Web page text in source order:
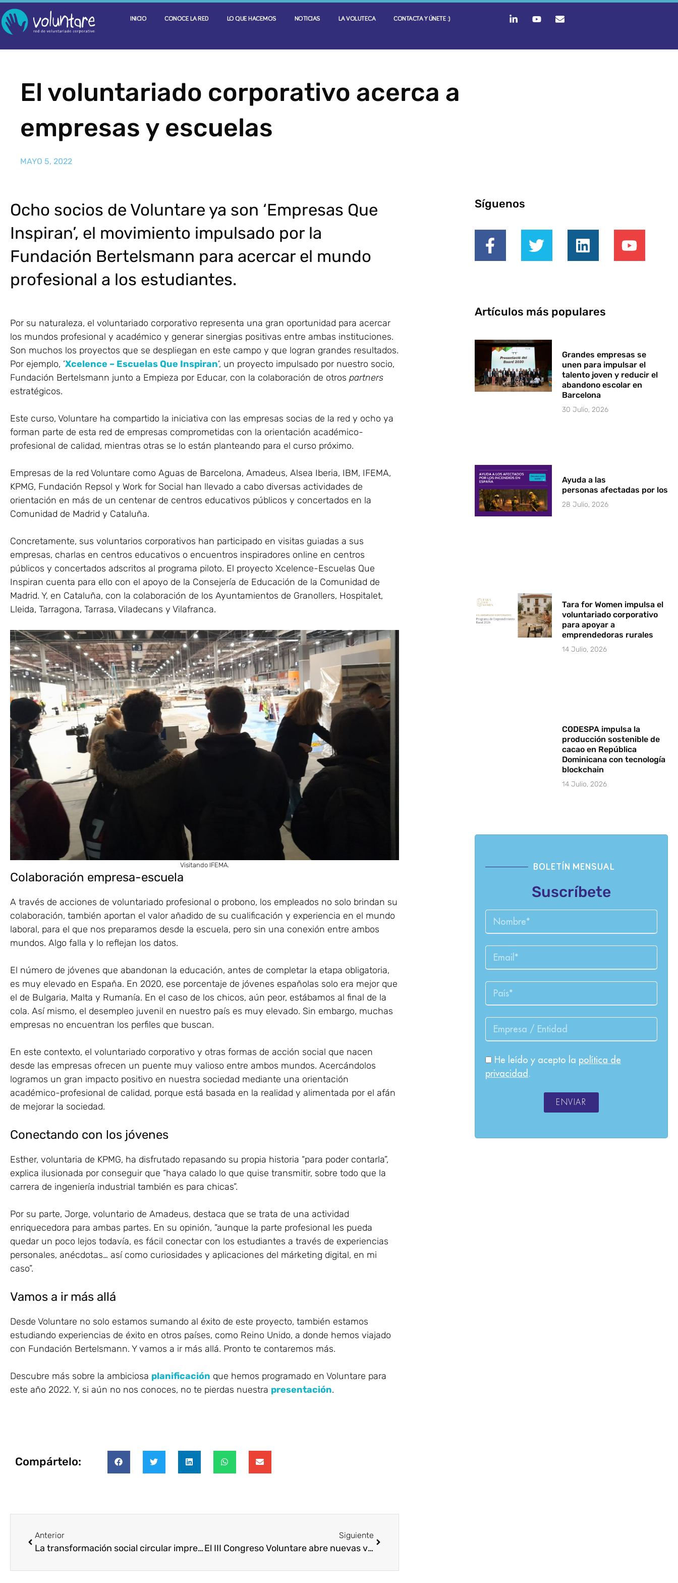
INICIO CONOCE LA RED LO QUE HACEMOS NOTICIAS LA VOLUTECA CONTACTA Y ÚNETE :)
El voluntariado corporativo acerca a
empresas y escuelas
MAYO 5, 2022
Ocho socios de Voluntare ya son ‘Empresas Que
Inspiran’, el movimiento impulsado por la
Fundación Bertelsmann para acercar el mundo
profesional a los estudiantes.
Por su naturaleza, el voluntariado corporativo representa una gran oportunidad para acercar
los mundos profesional y académico y generar sinergias positivas entre ambas instituciones.
Son muchos los proyectos que se despliegan en este campo y que logran grandes resultados.
Por ejemplo, ‘Xcelence – Escuelas Que Inspiran‘, un proyecto impulsado por nuestro socio,
Fundación Bertelsmann junto a Empieza por Educar, con la colaboración de otros partners
estratégicos.
Este curso, Voluntare ha compartido la iniciativa con las empresas socias de la red y ocho ya
forman parte de esta red de empresas comprometidas con la orientación académico-
profesional de calidad, mientras otras se lo están planteando para el curso próximo.
Empresas de la red Voluntare como Aguas de Barcelona, Amadeus, Alsea Iberia, IBM, IFEMA,
KPMG, Fundación Repsol y Work for Social han llevado a cabo diversas actividades de
orientación en más de un centenar de centros educativos públicos y concertados en la
Comunidad de Madrid y Cataluña.
Concretamente, sus voluntarios corporativos han participado en visitas guiadas a sus
empresas, charlas en centros educativos o encuentros inspiradores online en centros
públicos y concertados adscritos al programa piloto. El proyecto Xcelence-Escuelas Que
Inspiran cuenta para ello con el apoyo de la Consejería de Educación de la Comunidad de
Madrid. Y, en Cataluña, con la colaboración de los Ayuntamientos de Granollers, Hospitalet,
Lleida, Tarragona, Tarrasa, Viladecans y Vilafranca.
Visitando IFEMA.
Colaboración empresa-escuela
A través de acciones de voluntariado profesional o probono, los empleados no solo brindan su
colaboración, también aportan el valor añadido de su cualificación y experiencia en el mundo
laboral, para el que nos preparamos desde la escuela, pero sin una conexión entre ambos
mundos. Algo falla y lo reflejan los datos.
El número de jóvenes que abandonan la educación, antes de completar la etapa obligatoria,
es muy elevado en España. En 2020, ese porcentaje de jóvenes españolas solo era mejor que
el de Bulgaria, Malta y Rumanía. En el caso de los chicos, aún peor, estábamos al final de la
cola. Así mismo, el desempleo juvenil en nuestro país es muy elevado. Sin embargo, muchas
empresas no encuentran los perfiles que buscan.
En este contexto, el voluntariado corporativo y otras formas de acción social que nacen
desde las empresas ofrecen un puente muy valioso entre ambos mundos. Acercándolos
logramos un gran impacto positivo en nuestra sociedad mediante una orientación
académico-profesional de calidad, porque está basada en la realidad y alimentada por el afán
de mejorar la sociedad.
Conectando con los jóvenes
Esther, voluntaria de KPMG, ha disfrutado repasando su propia historia “para poder contarla”,
explica ilusionada por conseguir que “haya calado lo que quise transmitir, sobre todo que la
carrera de ingeniería industrial también es para chicas”.
Por su parte, Jorge, voluntario de Amadeus, destaca que se trata de una actividad
enriquecedora para ambas partes. En su opinión, “aunque la parte profesional les pueda
quedar un poco lejos todavía, es fácil conectar con los estudiantes a través de experiencias
personales, anécdotas… así como curiosidades y aplicaciones del márketing digital, en mi
caso”.
Vamos a ir más allá
Desde Voluntare no solo estamos sumando al éxito de este proyecto, también estamos
estudiando experiencias de éxito en otros países, como Reino Unido, a donde hemos viajado
con Fundación Bertelsmann. Y vamos a ir más allá. Pronto te contaremos más.
Descubre más sobre la ambiciosa planificación que hemos programado en Voluntare para
este año 2022. Y, si aún no nos conoces, no te pierdas nuestra presentación.
Compártelo:
Anterior
La transformación social circular impregna nuestro III Congreso
Siguiente
El III Congreso Voluntare abre nuevas vías de acción social
Síguenos
Artículos más populares
Grandes empresas se
unen para impulsar el
talento joven y reducir el
abandono escolar en
Barcelona
30 Julio, 2026
Ayuda a las
personas afectadas por los
28 Julio, 2026
Tara for Women impulsa el
voluntariado corporativo
para apoyar a
emprendedoras rurales
14 Julio, 2026
CODESPA impulsa la
producción sostenible de
cacao en República
Dominicana con tecnología
blockchain
14 Julio, 2026
BOLETÍN MENSUAL
Suscríbete
He leído y acepto la política de
privacidad .
ENVIAR